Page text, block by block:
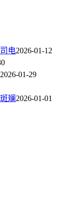
电2026-01-12
2026-01-29
斓2026-01-01